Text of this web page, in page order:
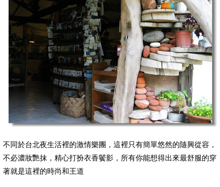
不同於台北夜生活裡的激情樂團，這裡只有簡單悠然的隨興從容，
不必濃妝艷抹，精心打扮衣香鬢影，所有你能想得出來最舒服的穿
著就是這裡的時尚和王道